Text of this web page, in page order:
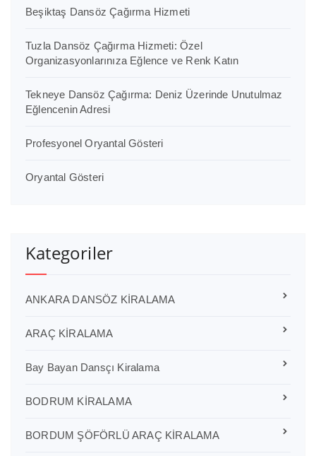
Beşiktaş Dansöz Çağırma Hizmeti
Tuzla Dansöz Çağırma Hizmeti: Özel
Organizasyonlarınıza Eğlence ve Renk Katın
Tekneye Dansöz Çağırma: Deniz Üzerinde Unutulmaz
Eğlencenin Adresi
Profesyonel Oryantal Gösteri
Oryantal Gösteri
Kategoriler
ANKARA DANSÖZ KİRALAMA
ARAÇ KİRALAMA
Bay Bayan Dansçı Kiralama
BODRUM KİRALAMA
BORDUM ŞÖFÖRLÜ ARAÇ KİRALAMA